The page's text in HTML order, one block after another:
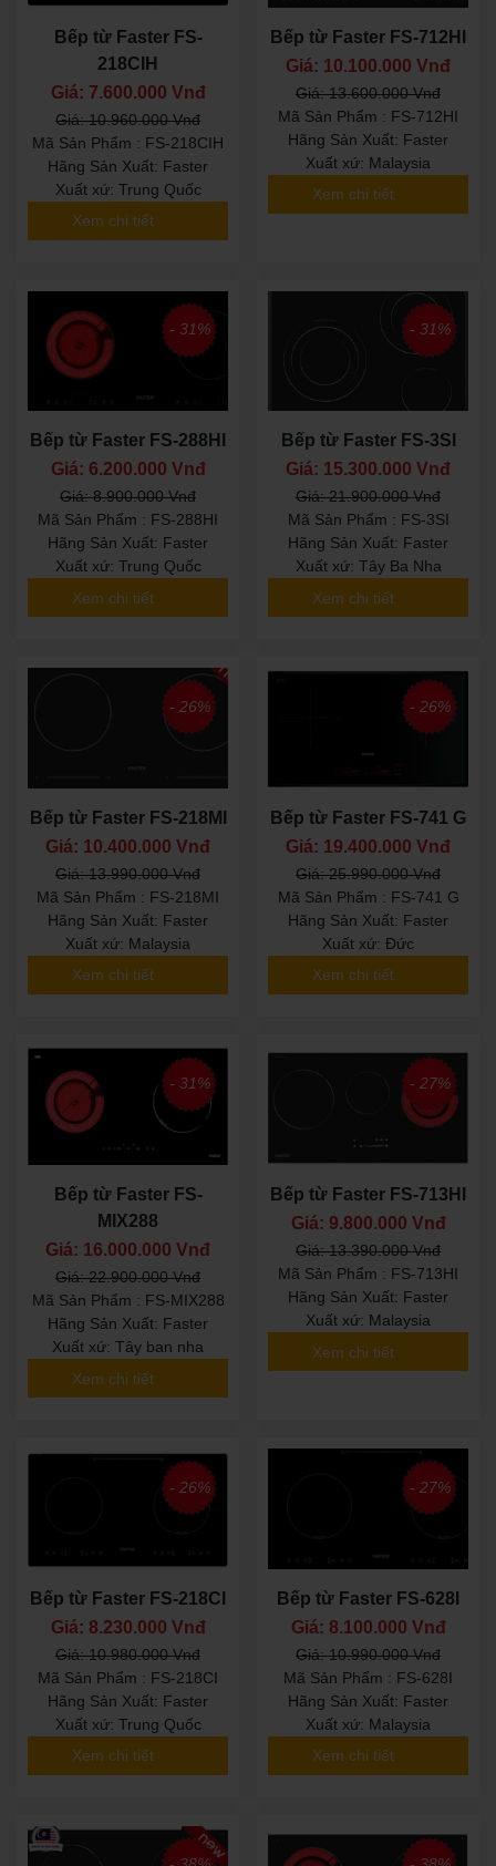
Bếp từ Faster FS-
218CIH
Giá: 7.600.000 Vnđ
Giá: 10.960.000 Vnđ
Mã Sản Phẩm : FS-218CIH
Hãng Sản Xuất: Faster
Xuất xứ: Trung Quốc
Xem chi tiết
Bếp từ Faster FS-712HI
Giá: 10.100.000 Vnđ
Giá: 13.600.000 Vnđ
Mã Sản Phẩm : FS-712HI
Hãng Sản Xuất: Faster
Xuất xứ: Malaysia
Xem chi tiết
- 31%
Bếp từ Faster FS-288HI
Giá: 6.200.000 Vnđ
Giá: 8.900.000 Vnđ
Mã Sản Phẩm : FS-288HI
Hãng Sản Xuất: Faster
Xuất xứ: Trung Quốc
Xem chi tiết
- 31%
Bếp từ Faster FS-3SI
Giá: 15.300.000 Vnđ
Giá: 21.900.000 Vnđ
Mã Sản Phẩm : FS-3SI
Hãng Sản Xuất: Faster
Xuất xứ: Tây Ba Nha
Xem chi tiết
- 26%
Bếp từ Faster FS-218MI
Giá: 10.400.000 Vnđ
Giá: 13.990.000 Vnđ
Mã Sản Phẩm : FS-218MI
Hãng Sản Xuất: Faster
Xuất xứ: Malaysia
Xem chi tiết
- 26%
Bếp từ Faster FS-741 G
Giá: 19.400.000 Vnđ
Giá: 25.990.000 Vnđ
Mã Sản Phẩm : FS-741 G
Hãng Sản Xuất: Faster
Xuất xứ: Đức
Xem chi tiết
- 31%
Bếp từ Faster FS-
MIX288
Giá: 16.000.000 Vnđ
Giá: 22.900.000 Vnđ
Mã Sản Phẩm : FS-MIX288
Hãng Sản Xuất: Faster
Xuất xứ: Tây ban nha
Xem chi tiết
- 27%
Bếp từ Faster FS-713HI
Giá: 9.800.000 Vnđ
Giá: 13.390.000 Vnđ
Mã Sản Phẩm : FS-713HI
Hãng Sản Xuất: Faster
Xuất xứ: Malaysia
Xem chi tiết
- 26%
Bếp từ Faster FS-218CI
Giá: 8.230.000 Vnđ
Giá: 10.980.000 Vnđ
Mã Sản Phẩm : FS-218CI
Hãng Sản Xuất: Faster
Xuất xứ: Trung Quốc
Xem chi tiết
- 27%
Bếp từ Faster FS-628I
Giá: 8.100.000 Vnđ
Giá: 10.990.000 Vnđ
Mã Sản Phẩm : FS-628I
Hãng Sản Xuất: Faster
Xuất xứ: Malaysia
Xem chi tiết